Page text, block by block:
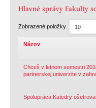
Hlavné správy Fakulty
Zobrazené položky
Názov
Chceš v letnom semestri
partnerskej univerzite v
Spolupráca Katedry